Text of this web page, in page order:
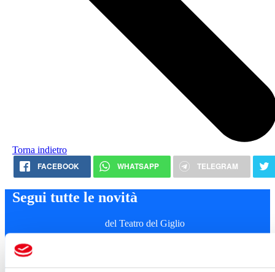
Torna indietro
FACEBOOK WHATSAPP TELEGRAM
Segui tutte le novità
del Teatro del Giglio
ISCRIVITI ALLA NEWSLETTER